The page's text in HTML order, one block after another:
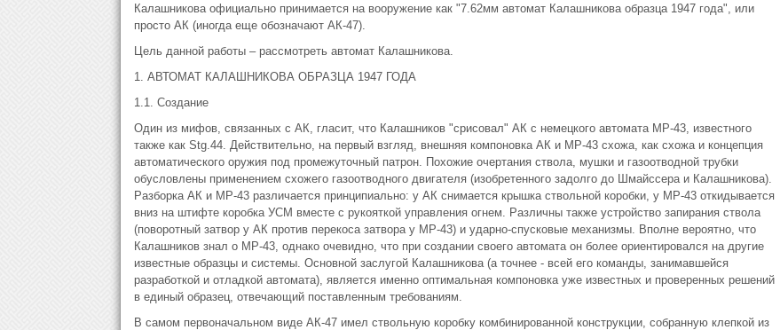
Калашникова официально принимается на вооружение как "7.62мм автомат Калашникова образца 1947 года", или
просто АК (иногда еще обозначают АК-47).
Цель данной работы – рассмотреть автомат Калашникова.
1. АВТОМАТ КАЛАШНИКОВА ОБРАЗЦА 1947 ГОДА
1.1. Создание
Один из мифов, связанных с АК, гласит, что Калашников "срисовал" АК с немецкого автомата МР-43, известного
также как Stg.44. Действительно, на первый взгляд, внешняя компоновка АК и МР-43 схожа, как схожа и концепция
автоматического оружия под промежуточный патрон. Похожие очертания ствола, мушки и газоотводной трубки
обусловлены применением схожего газоотводного двигателя (изобретенного задолго до Шмайссера и Калашникова).
Разборка АК и МР-43 различается принципиально: у АК снимается крышка ствольной коробки, у МР-43 откидывается
вниз на штифте коробка УСМ вместе с рукояткой управления огнем. Различны также устройство запирания ствола
(поворотный затвор у АК против перекоса затвора у МР-43) и ударно-спусковые механизмы. Вполне вероятно, что
Калашников знал о МР-43, однако очевидно, что при создании своего автомата он более ориентировался на другие
известные образцы и системы. Основной заслугой Калашникова (а точнее - всей его команды, занимавшейся
разработкой и отладкой автомата), является именно оптимальная компоновка уже известных и проверенных решений
в единый образец, отвечающий поставленным требованиям.
В самом первоначальном виде АК-47 имел ствольную коробку комбинированной конструкции, собранную клепкой из